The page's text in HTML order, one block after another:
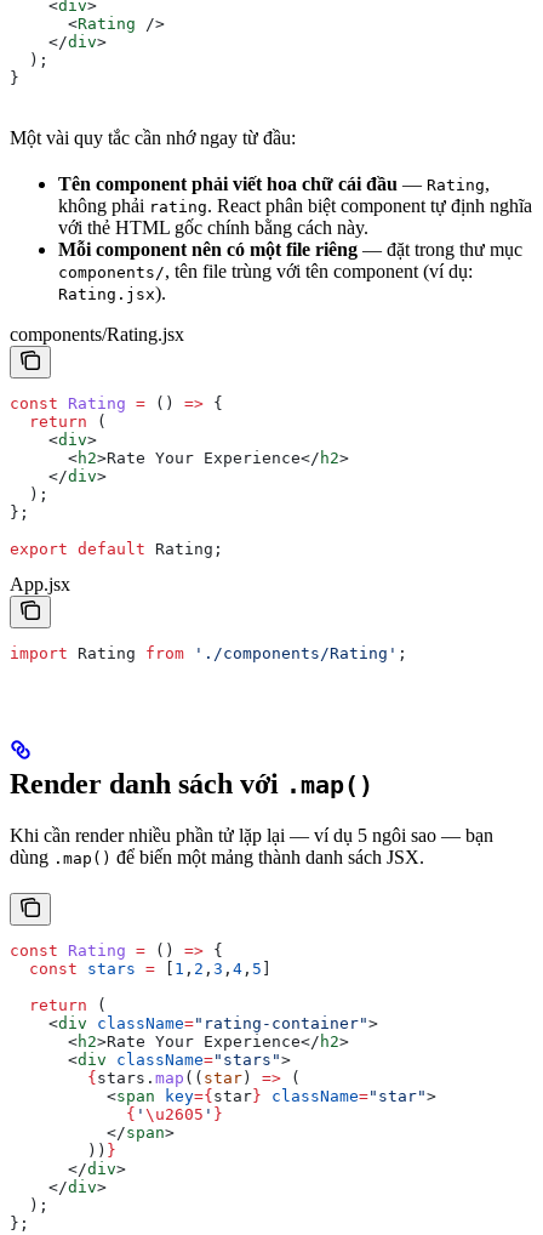
    <
div>
      <
Rating />
    </
div>
  );
}
Một vài quy tắc cần nhớ ngay từ đầu:
Tên component phải viết hoa chữ cái đầu — Rating,
không phải rating. React phân biệt component tự định nghĩa
với thẻ HTML gốc chính bằng cách này.
Mỗi component nên có một file riêng — đặt trong thư mục
components/, tên file trùng với tên component (ví dụ:
Rating.jsx).
components/Rating.jsx
const Rating = () => {
  return
(
    <
div>
      <
h2>Rate Your Experience</ h2>
    </
div>
  );
};
export default Rating ;
App.jsx
import Rating from './components/Rating' ;
Render danh sách với .map()
Khi cần render nhiều phần tử lặp lại — ví dụ 5 ngôi sao — bạn
dùng .map() để biến một mảng thành danh sách JSX.
const Rating = () => {
  const
stars = 1 , 2 , 3 , 4 , 5
  return
(
    <
div className="rating-container">
      <
h2>Rate Your Experience</ h2>
      <
div className="stars">
        {
stars . map (( star ) => (
          <
span key={ star } className="star">
            {
' \u2605 ' }
          </
span>
        ))
}
      </
div>
    </
div>
  );
};